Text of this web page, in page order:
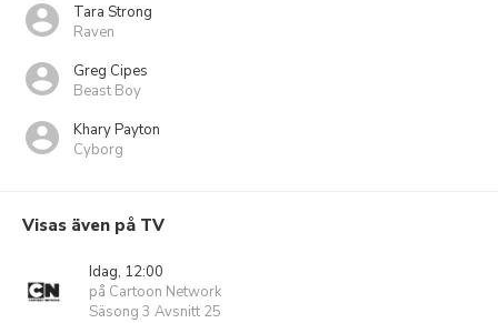
Tara Strong
Raven
Greg Cipes
Beast Boy
Khary Payton
Cyborg
Visas även på TV
Idag, 12:00
på Cartoon Network
Säsong 3 Avsnitt 25